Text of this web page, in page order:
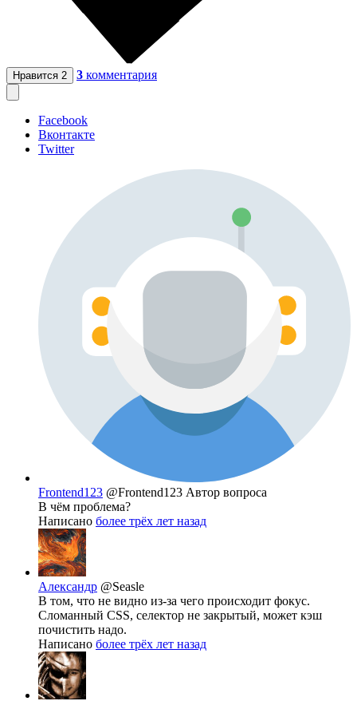
Нравится 2 3 комментария
Facebook
Вконтакте
Twitter
Frontend123 @Frontend123 Автор вопроса
В чём проблема?
Написано более трёх лет назад
Александр @Seasle
В том, что не видно из-за чего происходит фокус.
Сломанный CSS, селектор не закрытый, может кэш
почистить надо.
Написано более трёх лет назад